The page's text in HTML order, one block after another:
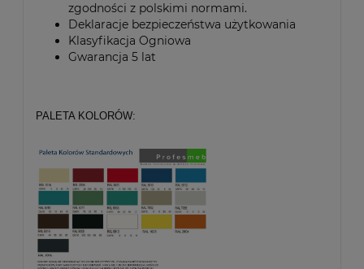
zgodności z polskimi normami.
Deklaracje bezpieczeństwa użytkowania
Klasyfikacja Ogniowa
Gwarancja 5 lat
PALETA KOLORÓW: